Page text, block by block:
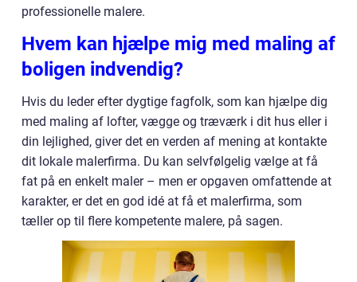
professionelle malere.
Hvem kan hjælpe mig med maling af
boligen indvendig?
Hvis du leder efter dygtige fagfolk, som kan hjælpe dig
med maling af lofter, vægge og træværk i dit hus eller i
din lejlighed, giver det en verden af mening at kontakte
dit lokale malerfirma. Du kan selvfølgelig vælge at få
fat på en enkelt maler – men er opgaven omfattende at
karakter, er det en god idé at få et malerfirma, som
tæller op til flere kompetente malere, på sagen.